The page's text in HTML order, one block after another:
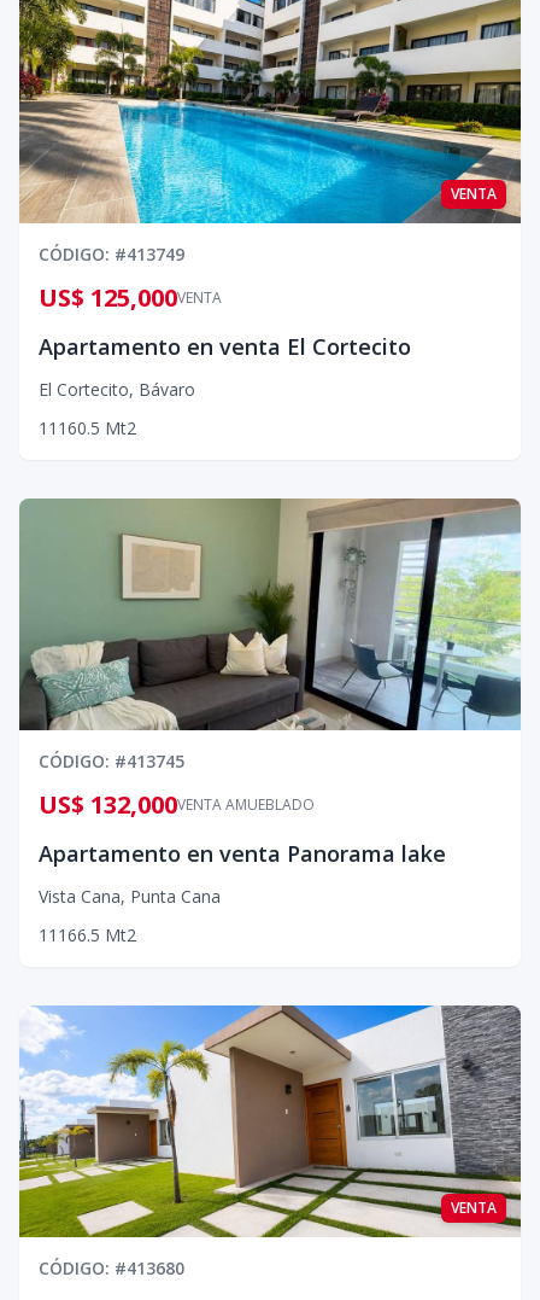
VENTA
CÓDIGO: #413749
VENTA
US$ 125,000
Apartamento en venta El Cortecito
El Cortecito, Bávaro
1 1 160.5 Mt2
CÓDIGO: #413745
VENTA AMUEBLADO
US$ 132,000
Apartamento en venta Panorama lake
Vista Cana, Punta Cana
1 1 166.5 Mt2
VENTA
CÓDIGO: #413680